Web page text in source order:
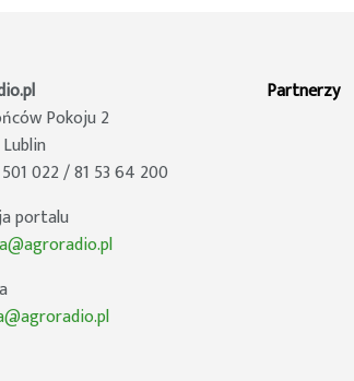
Pokoju 2
022 / 81 53 64 200
portalu
Partnerzy